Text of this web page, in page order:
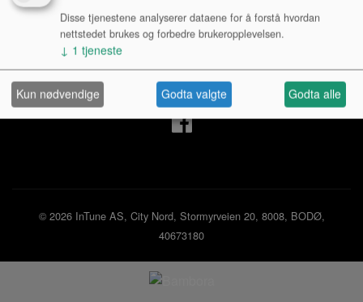
Logg inn privatperson
Logg inn bedrift
Ny kunde
Kjøpsbetingelser Personvernerklæring
© 2026 InTune AS, City Nord, Stormyrveien 20, 8008, BODØ,
40673180
Disse tjenestene analyserer dataene for å forstå hvordan
nettstedet brukes og forbedre brukeropplevelsen.
↓ 1 tjeneste
Kun nødvendige Godta valgte Godta alle